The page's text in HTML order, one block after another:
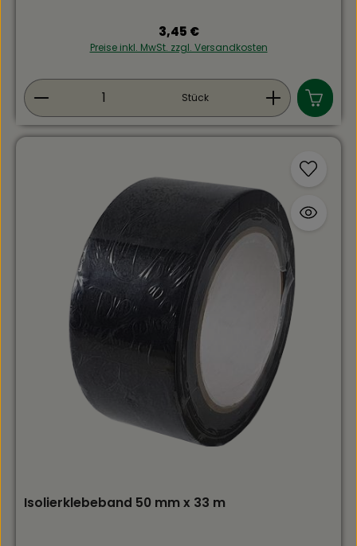
Regulärer Preis:
3,45 €
Preise inkl. MwSt. zzgl. Versandkosten
Produkt Anzahl: Gib den gewünschten Wert
Stück
Isolierklebeband 50 mm x 33 m